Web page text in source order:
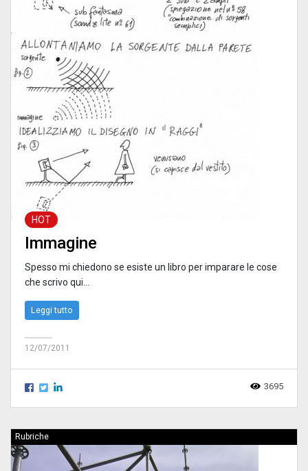
HOT
Immagine
Spesso mi chiedono se esiste un libro per imparare le cose
che scrivo qui...
Leggi tutto
12/07/2011
3695
Rubriche